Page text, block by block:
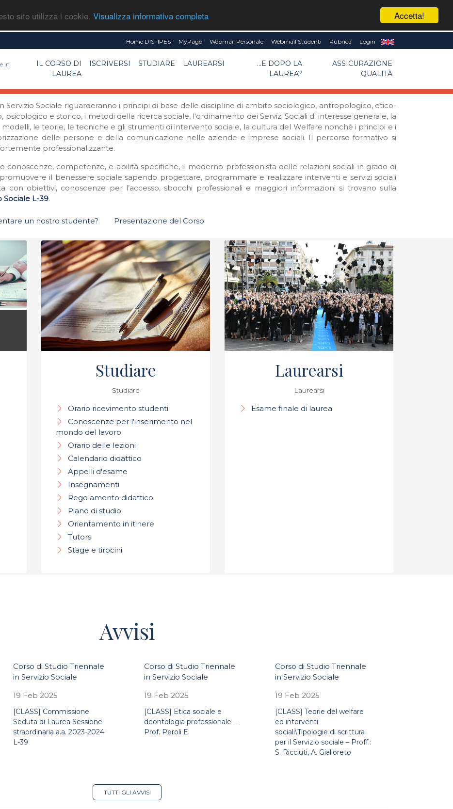
Accetta!
sito utilizza i cookie. Visualizza informativa completa
Home DISFIPES MyPage Webmail Personale Webmail Studenti Rubrica Login
in
IL CORSO DI
LAUREA
ISCRIVERSI STUDIARE LAUREARSI
...E DOPO LA
LAUREA?
ASSICURAZIONE
QUALITÀ
Servizio Sociale riguarderanno i principi di base delle discipline di ambito sociologico, antropologico, etico-
e storico, i metodi della ricerca sociale, l'ordinamento dei Servizi Sociali di interesse generale, la
modelli, le teorie, le tecniche e gli strumenti di intervento sociale, la cultura del Welfare nonchè i principi e i
delle persone e della comunicazione nelle aziende e imprese sociali. Il percorso formativo si
professionalizzante.
conoscenze, competenze, e abilità specifiche, il moderno professionista delle relazioni sociali in grado di
il benessere sociale sapendo progettare, programmare e realizzare interventi e servizi sociali
con obiettivi, conoscenze per l’accesso, sbocchi professionali e maggiori informazioni si trovano sulla
Sociale L-39.
un nostro studente? Presentazione del Corso
Studiare
Studiare
Orario ricevimento studenti
Conoscenze per l'inserimento nel
mondo del lavoro
Orario delle lezioni
Calendario didattico
Appelli d'esame
Insegnamenti
Regolamento didattico
Piano di studio
Orientamento in itinere
Tutors
Stage e tirocini
Laurearsi
Laurearsi
Esame finale di laurea
Avvisi
Corso di Studio Triennale
in Servizio Sociale
19 Feb 2025
[CLASS] Commissione
Seduta di Laurea Sessione
straordinaria a.a. 2023-2024
L-39
Corso di Studio Triennale
in Servizio Sociale
19 Feb 2025
[CLASS] Etica sociale e
deontologia professionale –
Prof. Peroli E.
Corso di Studio Triennale
in Servizio Sociale
19 Feb 2025
[CLASS] Teorie del welfare
ed interventi
sociali\Tipologie di scrittura
per il Servizio sociale – Proff.:
S. Ricciuti, A. Gialloreto
TUTTI GLI AVVISI